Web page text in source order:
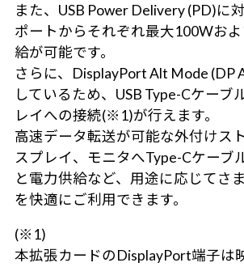
また、USB Power Delivery (PD)に
ポートからそれぞれ最大100Wお
給が可能です。
さらに、DisplayPort Alt Mode (DP
しているため、USB Type-Cケーブ
レイへの接続(※1)が行えます。
高速データ転送が可能な外付けス
スプレイ、モニタへType-Cケーブ
と電力供給など、用途に応じてさ
を快適にご利用できます。
(※1)
本拡張カードのDisplayPort端子は